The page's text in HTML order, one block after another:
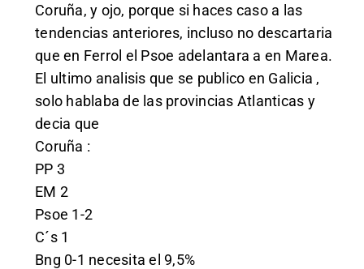
Coruña, y ojo, porque si haces caso a las
tendencias anteriores, incluso no descartaria
que en Ferrol el Psoe adelantara a en Marea.
El ultimo analisis que se publico en Galicia ,
solo hablaba de las provincias Atlanticas y
decia que
Coruña :
PP 3
EM 2
Psoe 1-2
C´s 1
Bng 0-1 necesita el 9,5%